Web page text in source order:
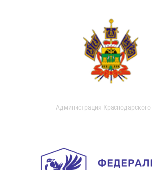
Администрация Краснодарского